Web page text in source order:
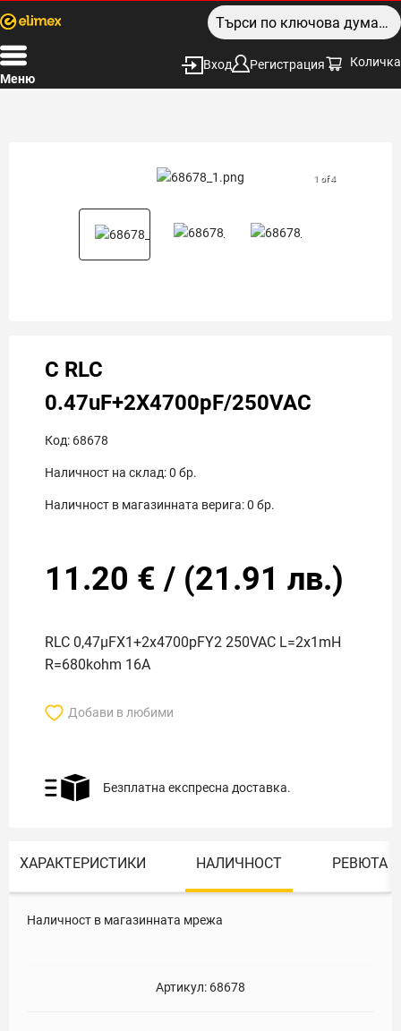
Меню
Вход Регистрация Количка
1 of 4
C RLC
0.47uF+2X4700pF/250VAC
Код: 68678
Наличност на склад:0 бр.
Наличност в магазинната верига:0 бр.
11.20 € / (21.91 лв.)
RLC 0,47µFX1+2x4700pFY2 250VAC L=2x1mH
R=680kohm 16A
Добави в любими
Безплатна експресна доставка.
ХАРАКТЕРИСТИКИ НАЛИЧНОСТ РЕВЮТА
Наличност в магазинната мрежа
Артикул: 68678